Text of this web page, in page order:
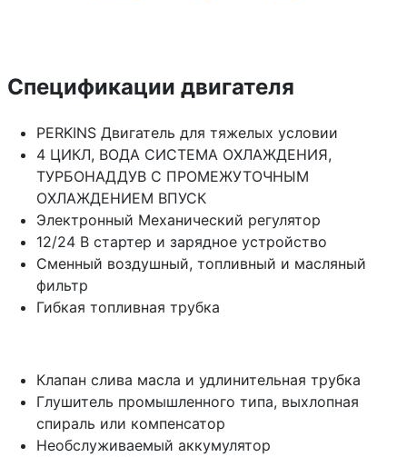
Спецификации двигателя
PERKINS Двигатель для тяжелых условии
4 ЦИКЛ, ВОДА СИСТЕМА ОХЛАЖДЕНИЯ,
ТУРБОНАДДУВ С ПРОМЕЖУТОЧНЫМ
ОХЛАЖДЕНИЕМ ВПУСК
Электронный Механический регулятор
12/24 В стартер и зарядное устройство
Сменный воздушный, топливный и масляный
фильтр
Гибкая топливная трубка
Клапан слива масла и удлинительная трубка
Глушитель промышленного типа, выхлопная
спираль или компенсатор
Необслуживаемый аккумулятор